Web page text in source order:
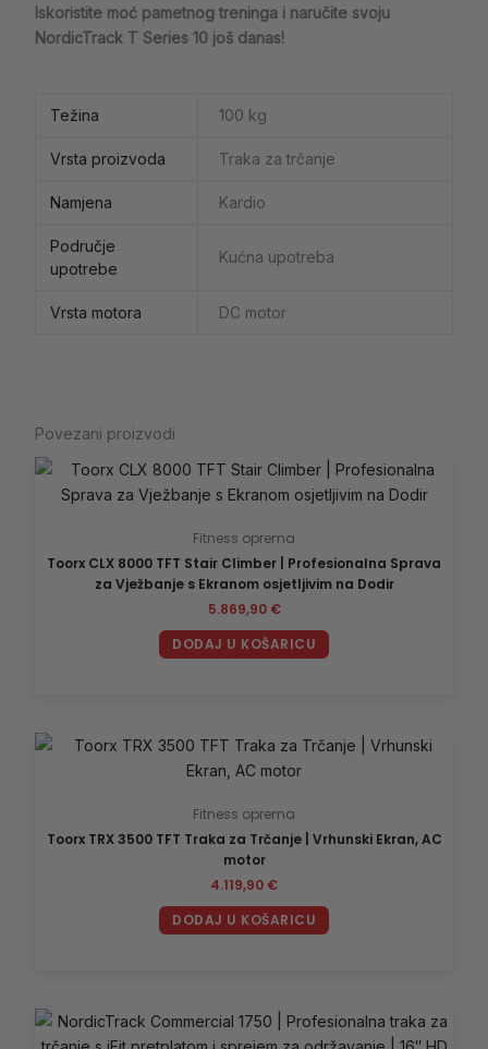
Iskoristite moć pametnog treninga i naručite svoju
NordicTrack T Series 10 još danas!
Težina 100 kg
Vrsta proizvoda Traka za trčanje
Namjena Kardio
Područje
upotrebe
Kućna upotreba
Vrsta motora DC motor
Povezani proizvodi
Fitness oprema
Toorx CLX 8000 TFT Stair Climber | Profesionalna Sprava
za Vježbanje s Ekranom osjetljivim na Dodir
5.869,90 €
DODAJ U KOŠARICU
Fitness oprema
Toorx TRX 3500 TFT Traka za Trčanje | Vrhunski Ekran, AC
motor
4.119,90 €
DODAJ U KOŠARICU